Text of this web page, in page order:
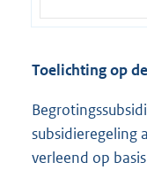
Toelichting op
subsidieregeling
verleend op